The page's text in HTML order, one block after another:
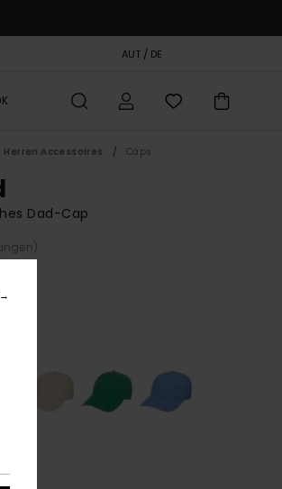
AUT / DE
Herren Accessoires Caps
Dad-Cap